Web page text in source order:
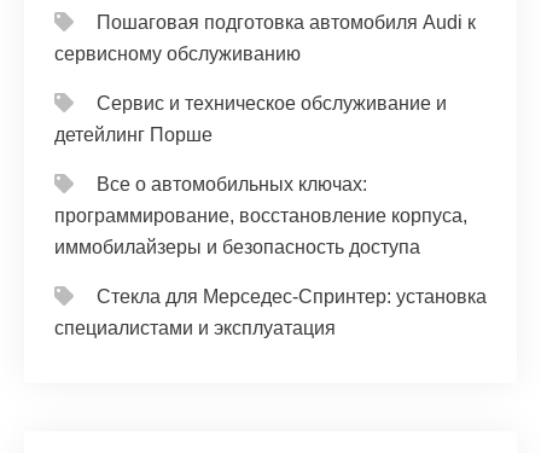
Пошаговая подготовка автомобиля Audi к
сервисному обслуживанию
Сервис и техническое обслуживание и
детейлинг Порше
Все о автомобильных ключах:
программирование, восстановление корпуса,
иммобилайзеры и безопасность доступа
Стекла для Мерседес-Спринтер: установка
специалистами и эксплуатация